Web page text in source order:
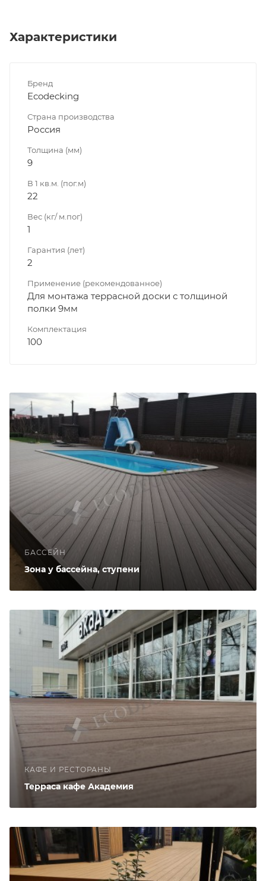
Характеристики
Бренд
Ecodecking
Страна производства
Россия
Толщина (мм)
9
В 1 кв.м. (пог.м)
22
Вес (кг/ м.пог)
1
Гарантия (лет)
2
Применение (рекомендованное)
Для монтажа террасной доски с толщиной
полки 9мм
Комплектация
100
БАССЕЙН
Зона у бассейна, ступени
КАФЕ И РЕСТОРАНЫ
Терраса кафе Академия